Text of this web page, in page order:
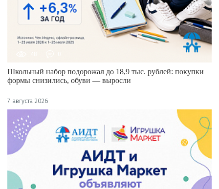
Школьный набор подорожал до 18,9 тыс. рублей: покупки
формы снизились, обуви — выросли
7 августа 2026